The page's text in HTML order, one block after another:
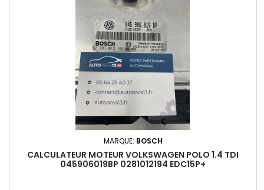
MARQUE: BOSCH
CALCULATEUR MOTEUR VOLKSWAGEN POLO 1.4 TDI
045906019BP 0281012194 EDC15P+